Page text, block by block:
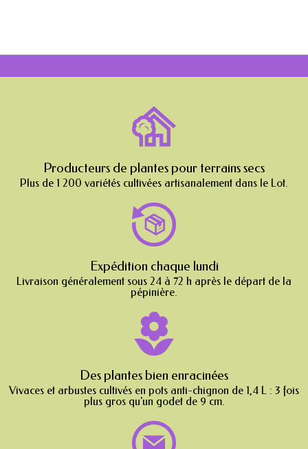
Producteurs de plantes pour terrains secs
Plus de 1 200 variétés cultivées artisanalement dans le Lot.
Expédition chaque lundi
Livraison généralement sous 24 à 72 h après le départ de la
pépinière.
Des plantes bien enracinées
Vivaces et arbustes cultivés en pots anti-chignon de 1,4 L : 3 fois
plus gros qu'un godet de 9 cm.